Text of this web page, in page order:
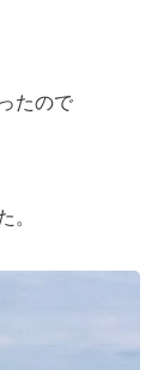
たので
。